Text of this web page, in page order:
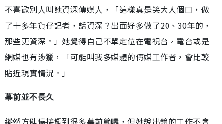
不喜歡別人叫她資深傳媒人，「這樣真是笑大人個口，做
了十多年貨仔記者，話資深？出面好多做了20、30年的，
那些更資深。」她覺得自己不單定位在電視台，電台或是
網媒也有涉獵，「可能叫我多媒體的傳媒工作者，會比較
貼近現實情況。」
幕前並不長久
縱然方健儀接觸到很多幕前範疇，但她說出鏡的工作不會